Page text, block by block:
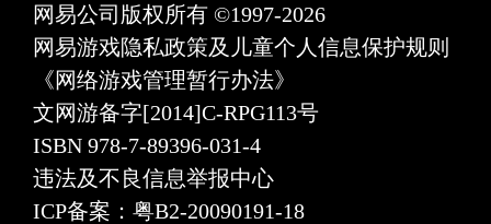
网易公司版权所有 ©1997-2026
网易游戏隐私政策及儿童个人信息保护规则
《网络游戏管理暂行办法》
文网游备字[2014]C-RPG113号
ISBN 978-7-89396-031-4
违法及不良信息举报中心
ICP备案：粤B2-20090191-18